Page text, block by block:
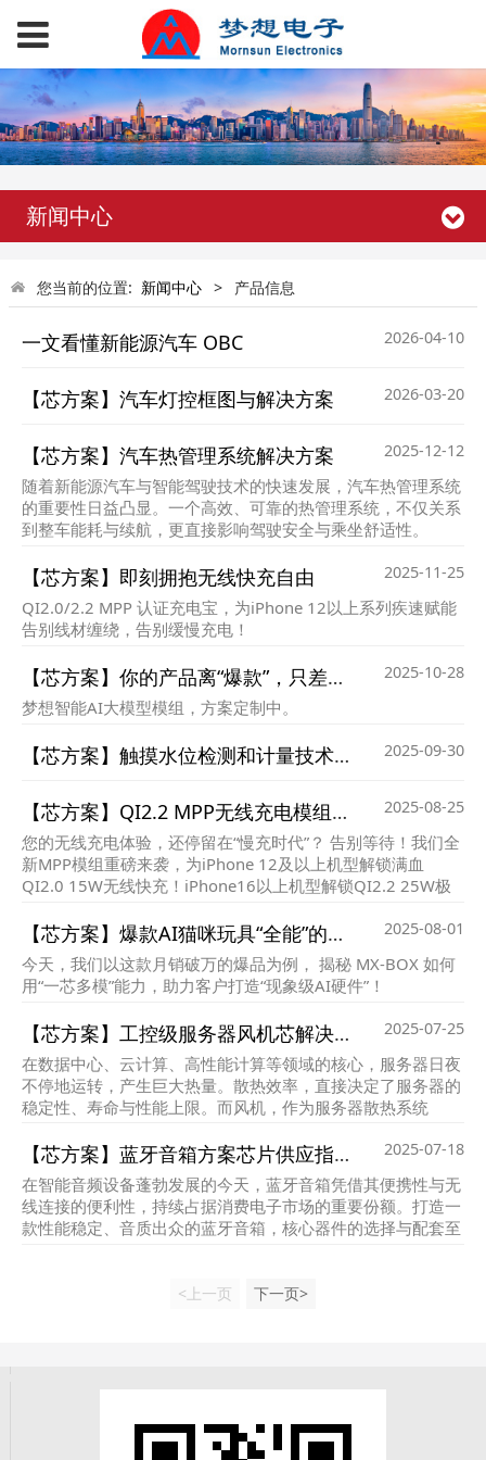
新闻中心
您当前的位置: 新闻中心 > 产品信息
一文看懂新能源汽车 OBC 2026-04-10
【芯方案】汽车灯控框图与解决方案 2026-03-20
【芯方案】汽车热管理系统解决方案 2025-12-12
随着新能源汽车与智能驾驶技术的快速发展，汽车热管理系统
的重要性日益凸显。一个高效、可靠的热管理系统，不仅关系
到整车能耗与续航，更直接影响驾驶安全与乘坐舒适性。
【芯方案】即刻拥抱无线快充自由 2025-11-25
QI2.0/2.2 MPP 认证充电宝，为iPhone 12以上系列疾速赋能
告别线材缠绕，告别缓慢充电！
【芯方案】你的产品离“爆款”，只差一个会聊天的AI灵魂！ 2025-10-28
梦想智能AI大模型模组，方案定制中。
【芯方案】触摸水位检测和计量技术方案 2025-09-30
【芯方案】QI2.2 MPP无线充电模组解决方案 2025-08-25
您的无线充电体验，还停留在“慢充时代”？ 告别等待！我们全
新MPP模组重磅来袭，为iPhone 12及以上机型解锁满血
QI2.0 15W无线快充！iPhone16以上机型解锁QI2.2 25W极
【芯方案】爆款AI猫咪玩具“全能”的秘密：一颗支持7大模型、30+场景的国产AI大模型机芯！ 2025-08-01
今天，我们以这款月销破万的爆品为例， 揭秘 MX-BOX 如何
用“一芯多模”能力，助力客户打造“现象级AI硬件”！
【芯方案】工控级服务器风机芯解决方案 2025-07-25
在数据中心、云计算、高性能计算等领域的核心，服务器日夜
不停地运转，产生巨大热量。散热效率，直接决定了服务器的
稳定性、寿命与性能上限。而风机，作为服务器散热系统
件领域的供应商，梦想电子为您带来成熟的服务器风机控制与
驱动解决方案及核心元器件供应保障。
【芯方案】蓝牙音箱方案芯片供应指南 2025-07-18
在智能音频设备蓬勃发展的今天，蓝牙音箱凭借其便携性与无
线连接的便利性，持续占据消费电子市场的重要份额。打造一
款性能稳定、音质出众的蓝牙音箱，核心器件的选择与配套至
<上一页 下一页>